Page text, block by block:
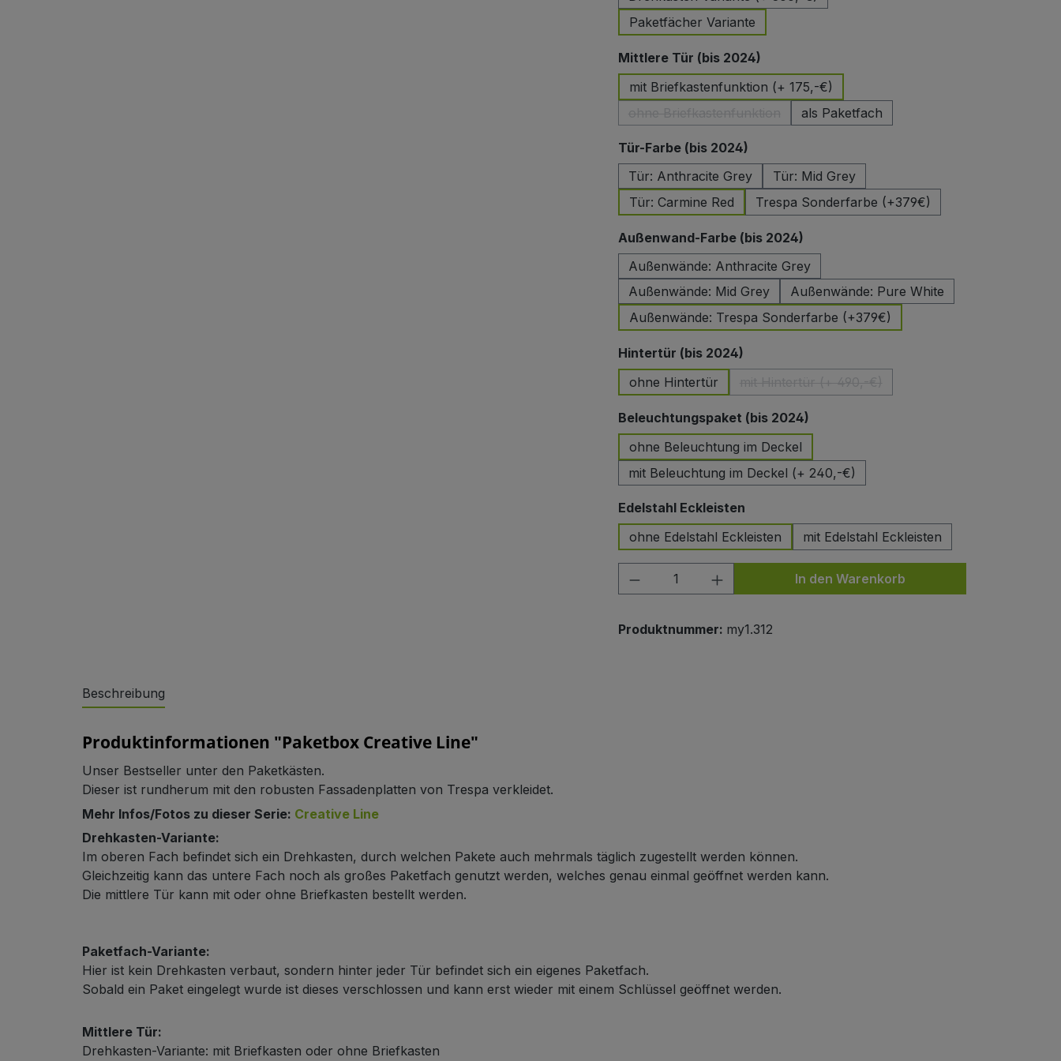
HPL-Material
Paketfächer Variante
Mittlere Tür (bis 2024)auswählen
mit Briefkastenfunktion (+ 175,-€)
(Diese Option ist zurzeit nicht verfügbar.)
als Paketfach
Tür-Farbe (bis 2024)auswählen
Tür: Anthracite Grey
Tür: Mid Grey
Tür: Carmine Red
Trespa Sonderfarbe (+379€)
Außenwand-Farbe (bis 2024)auswählen
Außenwände: Anthracite Grey
Außenwände: Mid Grey
Außenwände: Pure White
Außenwände: Trespa Sonderfarbe (+379€)
Hintertür (bis 2024)auswählen
ohne Hintertür
Beleuchtungspaket (bis 2024)auswählen
ohne Beleuchtung im Deckel
mit Beleuchtung im Deckel (+ 240,-€)
Edelstahl Eckleistenauswählen
ohne Edelstahl Eckleisten
mit Edelstahl Eckleisten
Produkt Anzahl: Gib den gewünschten Wert
In den Warenkorb
Produktnummer: my1.312
Beschreibung
Produktinformationen "Paketbox Creative Line"
Unser Bestseller unter den Paketkästen.
Dieser ist rundherum mit den robusten Fassadenplatten von Trespa verkleidet.
Mehr Infos/Fotos zu dieser Serie: Creative Line
Drehkasten-Variante:
Im oberen Fach befindet sich ein Drehkasten, durch welchen Pakete auch mehrmals täglich zugestellt werden können.
Gleichzeitig kann das untere Fach noch als großes Paketfach genutzt werden, welches genau einmal geöffnet werden kann.
Die mittlere Tür kann mit oder ohne Briefkasten bestellt werden.
Paketfach-Variante:
Hier ist kein Drehkasten verbaut, sondern hinter jeder Tür befindet sich ein eigenes Paketfach.
Sobald ein Paket eingelegt wurde ist dieses verschlossen und kann erst wieder mit einem Schlüssel geöffnet werden.
Mittlere Tür:
Drehkasten-Variante: mit Briefkasten oder ohne Briefkasten